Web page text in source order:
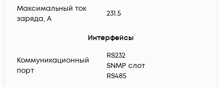
Максимальный ток
заряда, А
231.5
Интерфейсы
Коммуникационный
порт
RS232
SNMP слот
RS485